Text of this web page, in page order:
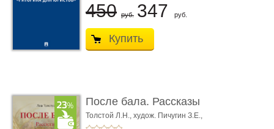
450 руб. 347 руб.
Купить
После бала. Рассказы
Толстой Л.Н., худож. Пичугин З.Е.,
худож. Лебедев А.И.,